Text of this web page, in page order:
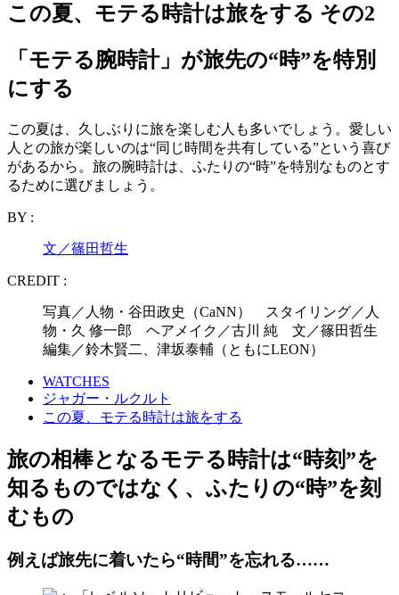
この夏、モテる時計は旅をする その2
「モテる腕時計」が旅先の“時”を特別
にする
この夏は、久しぶりに旅を楽しむ人も多いでしょう。愛しい
人との旅が楽しいのは“同じ時間を共有している”という喜び
があるから。旅の腕時計は、ふたりの“時”を特別なものとす
るために選びましょう。
BY :
文／篠田哲生
CREDIT :
写真／人物・谷田政史（CaNN） スタイリング／人
物・久 修一郎 ヘアメイク／古川 純 文／篠田哲生
編集／鈴木賢二、津坂泰輔（ともにLEON）
WATCHES
ジャガー・ルクルト
この夏、モテる時計は旅をする
旅の相棒となるモテる時計は“時刻”を
知るものではなく、ふたりの“時”を刻
むもの
例えば旅先に着いたら“時間”を忘れる……